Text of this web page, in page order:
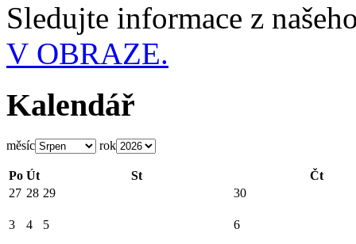
Sledujte informace z
V OBRAZE.
Kalendář
měsíc rok
Po Út St
Čt
27 28 29 30
3 4 5 6